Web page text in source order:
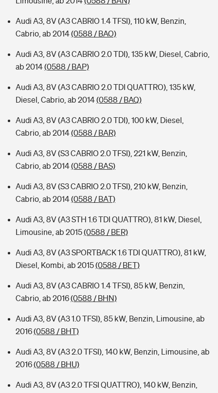
Audi A3, 8V (A3 CABRIO 1.4 TFSI), 110 kW, Benzin,
Cabrio, ab 2014(0588 / BAO)
Audi A3, 8V (A3 CABRIO 2.0 TDI), 135 kW, Diesel, Cabrio,
ab 2014(0588 / BAP)
Audi A3, 8V (A3 CABRIO 2.0 TDI QUATTRO), 135 kW,
Diesel, Cabrio, ab 2014(0588 / BAQ)
Audi A3, 8V (A3 CABRIO 2.0 TDI), 100 kW, Diesel,
Cabrio, ab 2014(0588 / BAR)
Audi A3, 8V (S3 CABRIO 2.0 TFSI), 221 kW, Benzin,
Cabrio, ab 2014(0588 / BAS)
Audi A3, 8V (S3 CABRIO 2.0 TFSI), 210 kW, Benzin,
Cabrio, ab 2014(0588 / BAT)
Audi A3, 8V (A3 STH 1.6 TDI QUATTRO), 81 kW, Diesel,
Limousine, ab 2015(0588 / BER)
Audi A3, 8V (A3 SPORTBACK 1.6 TDI QUATTRO), 81 kW,
Diesel, Kombi, ab 2015(0588 / BET)
Audi A3, 8V (A3 CABRIO 1.4 TFSI), 85 kW, Benzin,
Cabrio, ab 2016(0588 / BHN)
Audi A3, 8V (A3 1.0 TFSI), 85 kW, Benzin, Limousine, ab
2016(0588 / BHT)
Audi A3, 8V (A3 2.0 TFSI), 140 kW, Benzin, Limousine, ab
2016(0588 / BHU)
Audi A3, 8V (A3 2.0 TFSI QUATTRO), 140 kW, Benzin,